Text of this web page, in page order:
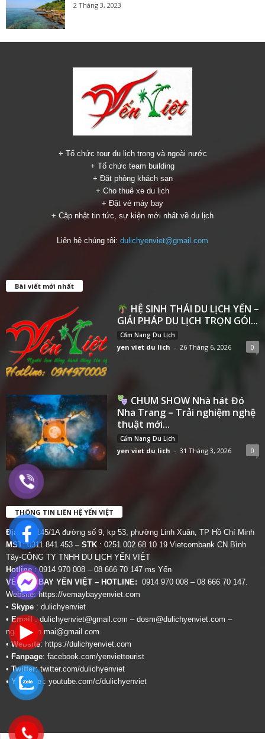
2 Tháng 3, 2023
+ Tổ chức tour du lịch trong và ngoài nước
+ Tổ chức team building
+ Đặt phòng khách sạn
+ Cho thuê xe du lịch
+ Đặt vé máy bay
+ Cập nhật tin tức, sự kiện mới nhất về du lịch
Liên hệ chúng tôi: dulichyenviet@gmail.com
Bài viết mới nhất
HỆ SINH THÁI DU LỊCH YẾN –
GIẢI PHÁP DU LỊCH TRỌN GÓI...
Cẩm Nang Du Lịch
yen viet du lich - 26 Tháng 6, 2026 0
CHUM SHOW Nhà hát Đó
Nha Trang – Trải nghiệm nghệ
thuật mới...
Cẩm Nang Du Lịch
yen viet du lich - 31 Tháng 3, 2026 0
THÔNG TIN LIÊN HỆ YẾN VIỆT
Địa chỉ:
145/1A đường số 9, kp 53, phường Linh Xuân, TP Hồ Chí Minh
MST: 0311 841 453 – STK : 0251 002 68 10 19 Vietcombank CN Bình
Tây-CÔNG TY TNHH DU LỊCH YẾN VIỆT
Hotline : 0914 970 008 – 08 666 70 147 ms Yến
VÉ MÁY BAY YẾN VIỆT – HOTLINE: 0914 970 008 – 08 666 70 147.
Website:https://vemaybayyenviet.com
• Skype : dulichyenviet
• Email :dulichyenviet@gmail.com – dosm@dulichyenviet.com –
ngan.phan.mai@gmail.com
•Website: https://dulichyenviet.com
• Fanpage: facebook.com/yenviettourist
• Twitter:twitter.com/dulichyenviet
• Youtube : youtube.com/c/dulichyenviet